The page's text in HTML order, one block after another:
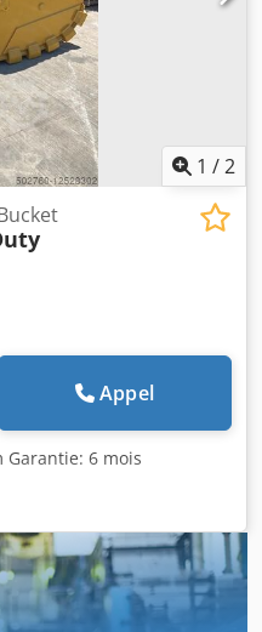
1 /2
Appel
Garantie: 6 mois